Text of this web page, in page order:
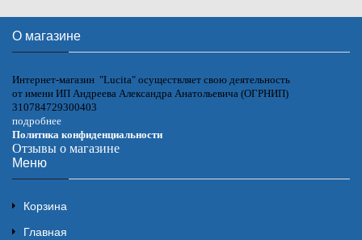
О магазине
Интернет-магазин "Lucita" осуществляет свою деятельность
от имени ИП Андреева Александра Анатольевича (ОГРНИП)
310784729300403
подробнее
Политика конфиденциальности
Отзывы о магазине
Меню
Корзина
Главная